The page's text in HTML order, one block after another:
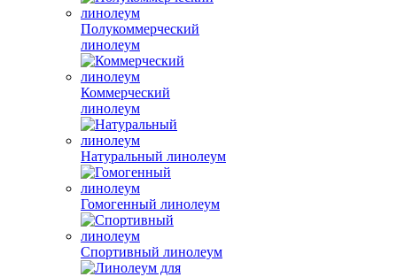
Полукоммерческий
линолеум
Коммерческий
линолеум
Натуральный линолеум
Гомогенный линолеум
Спортивный линолеум